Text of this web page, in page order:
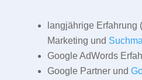
langjährige Erfahrung
Marketing und
Google AdWords
Google Partner und